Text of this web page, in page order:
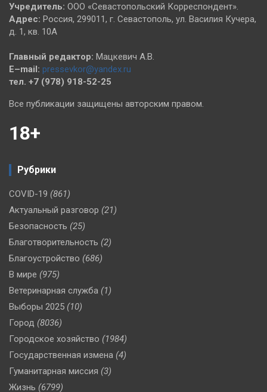
Учредитель: ООО «Севастопольский Корреспондент».
Адрес: Россия, 299011, г. Севастополь, ул. Василия Кучера,
д. 1, кв. 10А
Главный редактор: Мацкевич А.В.
E–mail: pressevkor@yandex.ru
тел. +7 (978) 918-52-25
Все публикации защищены авторским правом.
18+
Рубрики
COVID-19 (861)
Актуальный разговор (21)
Безопасность (25)
Благотворительность (2)
Благоустройство (686)
В мире (975)
Ветеринарная служба (1)
Выборы 2025 (10)
Город (8036)
Городское хозяйство (1984)
Государственная измена (4)
Гуманитарная миссия (3)
Жизнь (6799)